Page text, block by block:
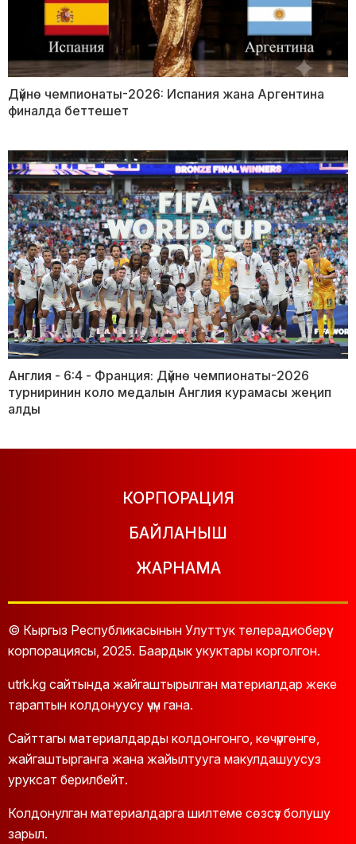
Дүйнө чемпионаты-2026: Испания жана Аргентина
финалда беттешет
Англия - 6:4 - Франция: Дүйнө чемпионаты-2026
турниринин коло медалын Англия курамасы жеңип
алды
КОРПОРАЦИЯ
БАЙЛАНЫШ
ЖАРНАМА
© Кыргыз Республикасынын Улуттук телерадиоберүү
корпорациясы, 2025. Баардык укуктары корголгон.
utrk.kg сайтында жайгаштырылган материалдар жеке
тараптын колдонуусу үчүн гана.
Сайттагы материалдарды колдонгонго, көчүргөнгө,
жайгаштырганга жана жайылтууга макулдашуусуз
уруксат берилбейт.
Колдонулган материалдарга шилтеме сөзсүз болушу
зарыл.